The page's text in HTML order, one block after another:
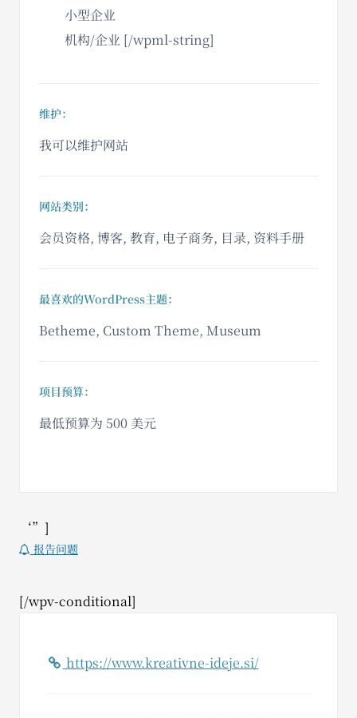
小型企业
机构/企业 [/wpml-string]
维护：
我可以维护网站
网站类别：
会员资格, 博客, 教育, 电子商务, 目录, 资料手册
最喜欢的WordPress主题：
Betheme, Custom Theme, Museum
项目预算：
最低预算为 500 美元
‘”]
报告问题
[/wpv-conditional]
https://www.kreativne-ideje.si/